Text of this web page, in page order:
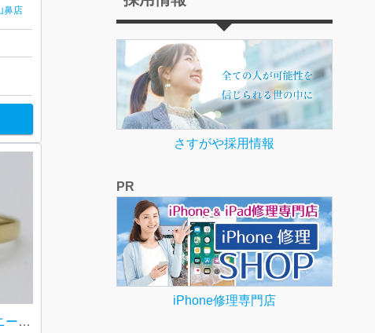
鼻店
【三沢市】ティファニー オープンハートリング をお買取り致しました！
さすがや採用情報
PR
iPhone修理専門店